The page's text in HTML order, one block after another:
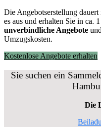
Die Angebotserstellung
es aus und erhalten Sie in ca.
unverbindliche Angebote
Umzugskosten.
Kostenlose Angebote erhalten
Sie suchen ein
Die